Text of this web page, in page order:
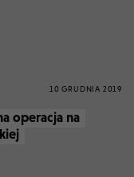
10 GRUDNIA 2019
operacja na